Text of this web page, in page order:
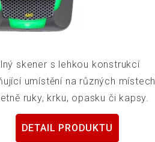
skener s lehkou konstrukcí
umístění na různých místech
ruky, krku, opasku či kapsy.
DETAIL PRODUKTU